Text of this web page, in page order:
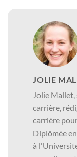
JOLIE
Jolie
carrière,
carrière
Diplômée
à